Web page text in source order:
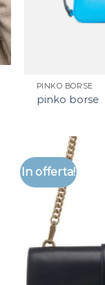
PINKO BORSE
pinko borse
In offerta!